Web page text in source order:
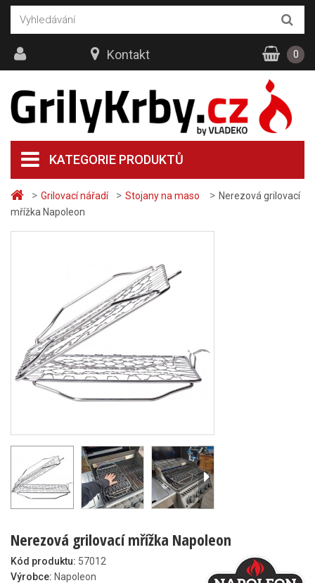
> Grilovací nářadí > Stojany na maso > Nerezová grilovací
mřížka Napoleon
Nerezová grilovací mřížka Napoleon
Kód produktu: 57012
Výrobce: Napoleon
KATEGORIE PRODUKTŮ
Kontakt 0